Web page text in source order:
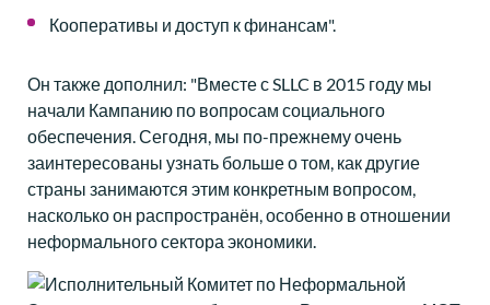
Кооперативы и доступ к финансам".
Он также дополнил: "Вместе с SLLC в 2015 году мы
начали Кампанию по вопросам социального
обеспечения. Сегодня, мы по-прежнему очень
заинтересованы узнать больше о том, как другие
страны занимаются этим конкретным вопросом,
насколько он распространён, особенно в отношении
неформального сектора экономики.